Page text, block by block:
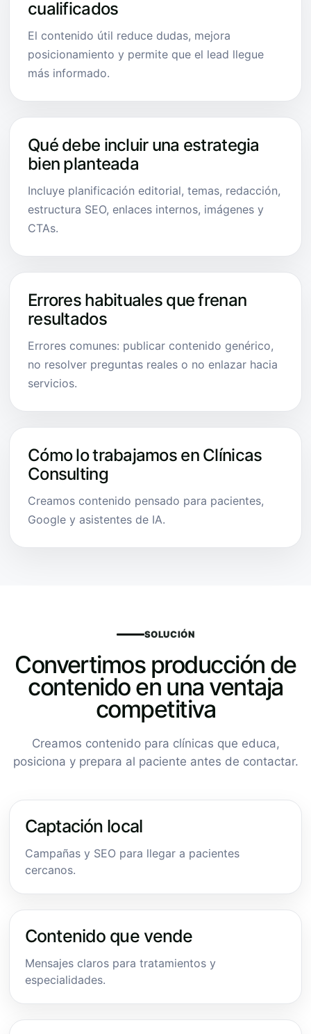
cualificados
El contenido útil reduce dudas, mejora
posicionamiento y permite que el lead llegue
más informado.
Qué debe incluir una estrategia
bien planteada
Incluye planificación editorial, temas, redacción,
estructura SEO, enlaces internos, imágenes y
CTAs.
Errores habituales que frenan
resultados
Errores comunes: publicar contenido genérico,
no resolver preguntas reales o no enlazar hacia
servicios.
Cómo lo trabajamos en Clínicas
Consulting
Creamos contenido pensado para pacientes,
Google y asistentes de IA.
SOLUCIÓN
Convertimos producción de
contenido en una ventaja
competitiva
Creamos contenido para clínicas que educa,
posiciona y prepara al paciente antes de contactar.
Captación local
Campañas y SEO para llegar a pacientes
cercanos.
Contenido que vende
Mensajes claros para tratamientos y
especialidades.